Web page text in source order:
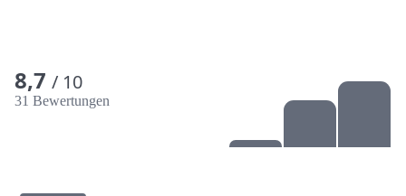
8,7 / 10
31 Bewertungen